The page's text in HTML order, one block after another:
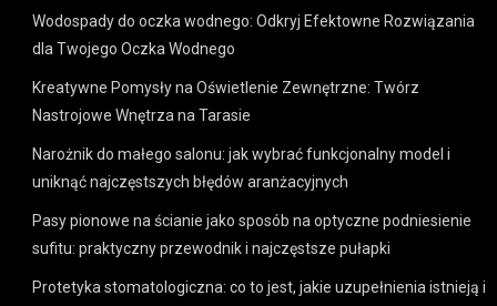
Wodospady do oczka wodnego: Odkryj Efektowne Rozwiązania
dla Twojego Oczka Wodnego
Kreatywne Pomysły na Oświetlenie Zewnętrzne: Twórz
Nastrojowe Wnętrza na Tarasie
Narożnik do małego salonu: jak wybrać funkcjonalny model i
uniknąć najczęstszych błędów aranżacyjnych
Pasy pionowe na ścianie jako sposób na optyczne podniesienie
sufitu: praktyczny przewodnik i najczęstsze pułapki
Protetyka stomatologiczna: co to jest, jakie uzupełnienia istnieją i